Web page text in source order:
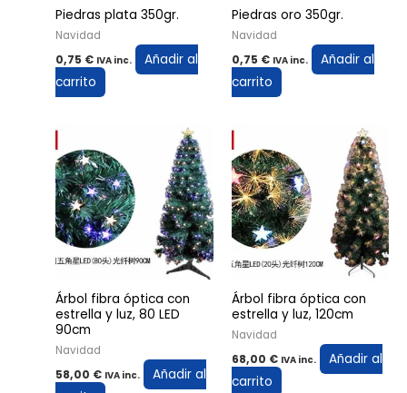
Piedras plata 350gr.
Navidad
0,75 € IVA inc.
Añadir al
carrito
Piedras oro 350gr.
Navidad
0,75 € IVA inc.
Añadir al
carrito
Árbol fibra óptica con
estrella y luz, 80 LED
90cm
Navidad
58,00 € IVA inc.
Añadir al
Árbol fibra óptica con
estrella y luz, 120cm
Navidad
68,00 € IVA inc.
Añadir al
carrito